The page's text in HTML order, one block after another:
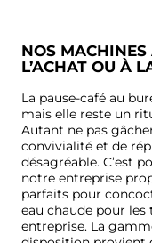
NOS
L’ACHAT OU À
La pause-café au
mais elle reste un
Autant ne pas
convivialité et de
désagréable. C’est
notre entreprise
parfaits pour
eau chaude pour
entreprise. La